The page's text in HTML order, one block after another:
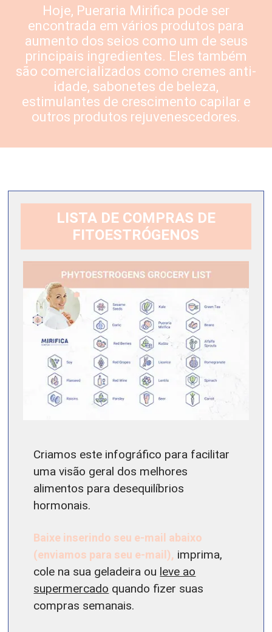
Hoje, Pueraria Mirifica pode ser
encontrada em vários produtos para
aumento dos seios como um de seus
principais ingredientes. Eles também
são comercializados como cremes anti-
idade, sabonetes de beleza,
estimulantes de crescimento capilar e
outros produtos rejuvenescedores.
LISTA DE COMPRAS DE
FITOESTRÓGENOS
Criamos este infográfico para facilitar
uma visão geral dos melhores
alimentos para desequilíbrios
hormonais.
Baixe inserindo seu e-mail abaixo
(enviamos para seu e-mail), imprima,
cole na sua geladeira ou leve ao
supermercado quando fizer suas
compras semanais.